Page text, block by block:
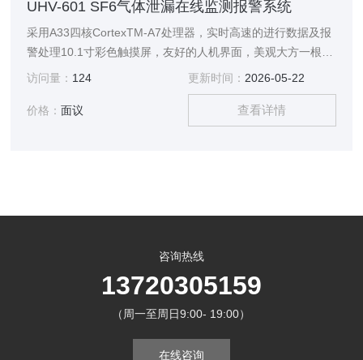
UHV-601 SF6气体泄漏在线监测报警系统
采用A33四核CortexTM-A7处理器，实时高速的进行数据及报
警处理10.1寸彩色触摸屏，友好的人机界面，美观大方一根电
缆连接所有变送器和主机，可分立可组合，具有很高的现场适
访问量： 124 更新时间： 2026-05-22
价格：面议 查看详情
咨询热线
13720305159
（周一至周日9:00- 19:00）
在线咨询